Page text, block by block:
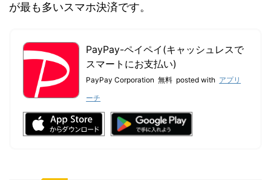
が最も多いスマホ決済です。
PayPay-ペイペイ(キャッシュレスで
スマートにお支払い)
PayPay Corporation 無料 posted with アプリ
ーチ